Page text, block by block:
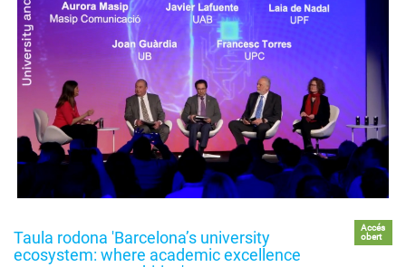
Taula rodona 'Barcelona’s university
ecosystem: where academic excellence
Accés
obert